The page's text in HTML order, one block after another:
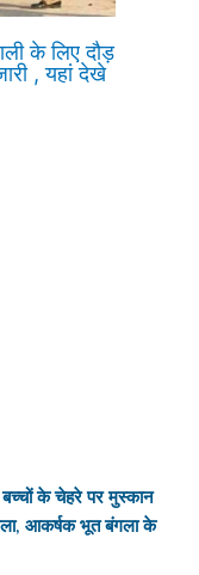
के लिए दौड़
, यहां देखे
के चेहरे पर मुस्कान
आकर्षक भूत बंगला के